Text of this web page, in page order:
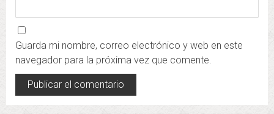
Guarda mi nombre, correo electrónico y web en este
navegador para la próxima vez que comente.